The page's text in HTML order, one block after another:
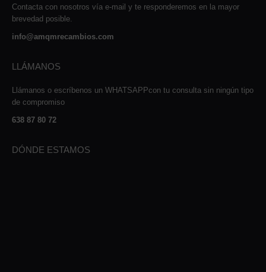
Contacta con nosotros vía e-mail y te responderemos en la mayor
brevedad posible.
info@amqmrecambios.com
LLÁMANOS
Llámanos o escríbenos un WHATSAPPcon tu consulta sin ningún tipo
de compromiso
638 87 80 72
DÓNDE ESTAMOS